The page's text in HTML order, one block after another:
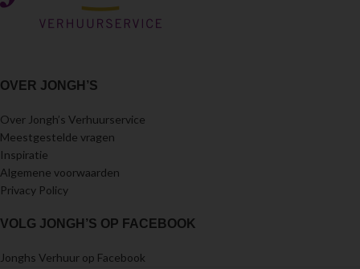
OVER JONGH’S
Over Jongh’s Verhuurservice
Meestgestelde vragen
Inspiratie
Algemene voorwaarden
Privacy Policy
VOLG JONGH’S OP FACEBOOK
Jonghs Verhuur op Facebook